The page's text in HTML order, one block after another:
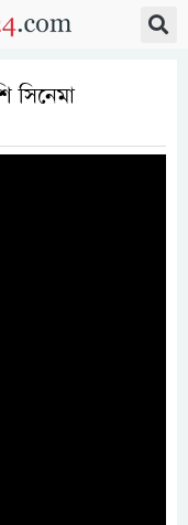
সিনেমা